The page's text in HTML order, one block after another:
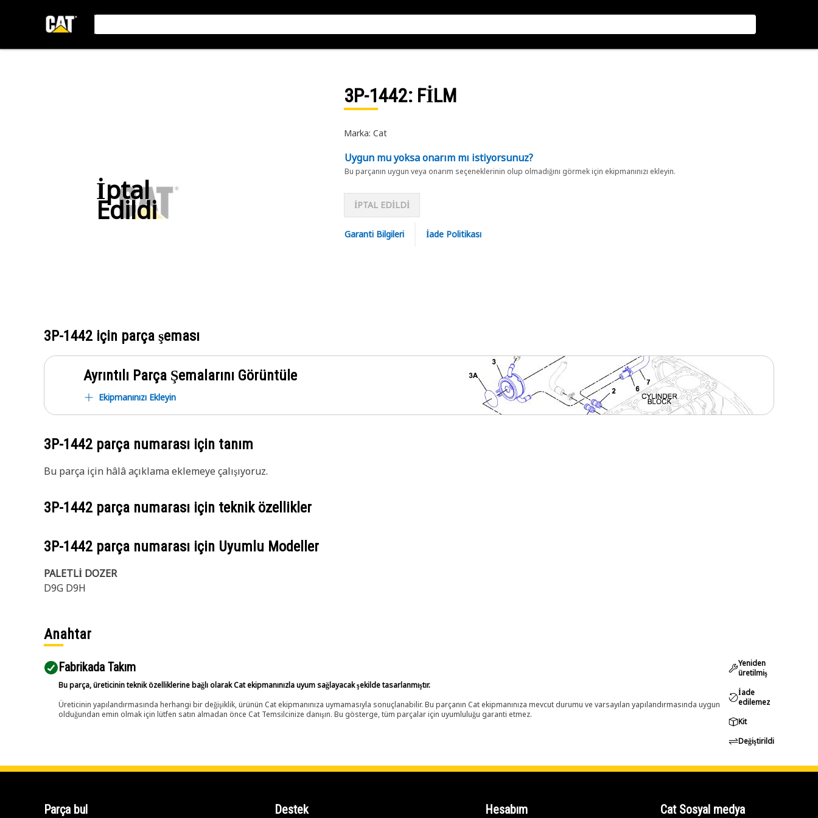
İptal
Edildi
3P-1442: FİLM
Marka: Cat
Uygun mu yoksa onarım mı istiyorsunuz?
Bu parçanın uygun veya onarım seçeneklerinin olup olmadığını görmek için ekipmanınızı ekleyin.
İPTAL EDİLDİ
Garanti Bilgileri İade Politikası
3P-1442 için parça şeması
Ayrıntılı Parça Şemalarını Görüntüle
Ekipmanınızı Ekleyin
3P-1442 parça numarası için tanım
Bu parça için hâlâ açıklama eklemeye çalışıyoruz.
3P-1442 parça numarası için teknik özellikler
3P-1442 parça numarası için Uyumlu Modeller
PALETLİ DOZER
D9G D9H
Anahtar
Fabrikada Takım
Bu parça, üreticinin teknik özelliklerine bağlı olarak Cat ekipmanınızla uyum sağlayacak şekilde tasarlanmıştır.
Üreticinin yapılandırmasında herhangi bir değişiklik, ürünün Cat ekipmanınıza uymamasıyla sonuçlanabilir. Bu parçanın Cat ekipmanınıza mevcut durumu ve varsayılan yapılandırmasında uygun
olduğundan emin olmak için lütfen satın almadan önce Cat Temsilcinize danışın. Bu gösterge, tüm parçalar için uyumluluğu garanti etmez.
Yeniden
üretilmiş
İade
edilemez
Kit
Değiştirildi
Parça bul Destek Hesabım Cat Sosyal medya